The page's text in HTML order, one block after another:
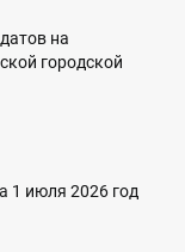
на
городской
1 июля 2026 год